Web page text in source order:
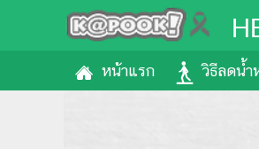
หน้าแรก วิธีลดน้ำ